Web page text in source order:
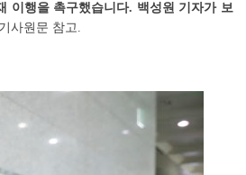
이행을 촉구했습니다. 백성원 기자가 보
사원문 참고.